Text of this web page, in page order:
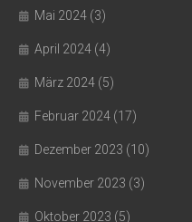
Mai 2024 (3)
April 2024 (4)
März 2024 (5)
Februar 2024 (17)
Dezember 2023 (10)
November 2023 (3)
Oktober 2023 (5)